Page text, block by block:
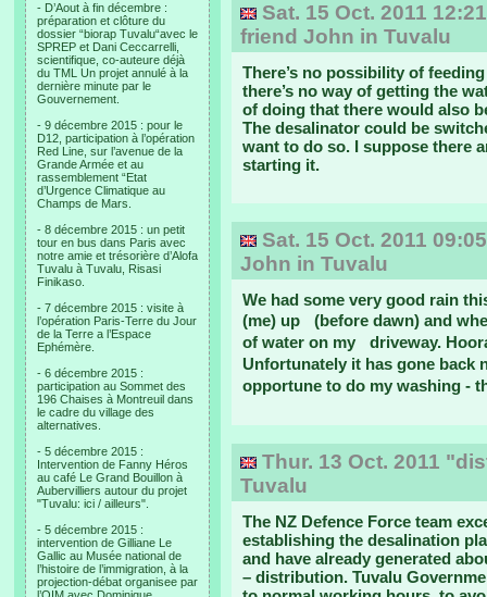
- D’Aout à fin décembre :
préparation et clôture du
dossier “biorap Tuvalu“avec le
SPREP et Dani Ceccarrelli,
scientifique, co-auteure déjà
du TML Un projet annulé à la
dernière minute par le
Gouvernement.
- 9 décembre 2015 : pour le
D12, participation à l’opération
Red Line, sur l’avenue de la
Grande Armée et au
rassemblement “Etat
d’Urgence Climatique au
Champs de Mars.
- 8 décembre 2015 : un petit
tour en bus dans Paris avec
notre amie et trésorière d’Alofa
Tuvalu à Tuvalu, Risasi
Finikaso.
- 7 décembre 2015 : visite à
l’opération Paris-Terre du Jour
de la Terre a l’Espace
Ephémère.
- 6 décembre 2015 :
participation au Sommet des
196 Chaises à Montreuil dans
le cadre du village des
alternatives.
- 5 décembre 2015 :
Intervention de Fanny Héros
au café Le Grand Bouillon à
Aubervilliers autour du projet
"Tuvalu: ici / ailleurs".
- 5 décembre 2015 :
intervention de Gilliane Le
Gallic au Musée national de
l’histoire de l’immigration, à la
projection-débat organisee par
Sat. 15 Oct. 2011
friend John in Tuvalu
There’s no possibility of
there’s no way of getting the
of doing that there would also
The desalinator could be
want to do so. I suppose there
starting it.
Sat. 15 Oct. 2011
John in Tuvalu
We had some very good rain
(me) up (before dawn) and
of water on my driveway.
Unfortunately it has gone
opportune to do my washing -
Thur. 13 Oct. 2011
Tuvalu
The NZ Defence Force team
establishing the desalination
and have already generated
– distribution. Tuvalu